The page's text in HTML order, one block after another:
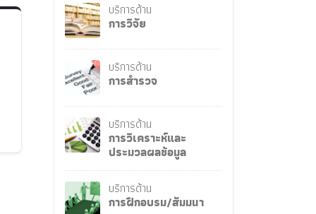
บริการด้าน
การวิจัย
บริการด้าน
การสำรวจ
บริการด้าน
การวิเคราะห์และ
ประมวลผลข้อมูล
บริการด้าน
การฝึกอบรม/สัมมนา